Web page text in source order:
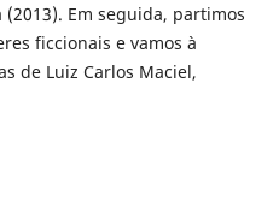
Em seguida, partimos
ficcionais e vamos à
de Luiz Carlos Maciel,